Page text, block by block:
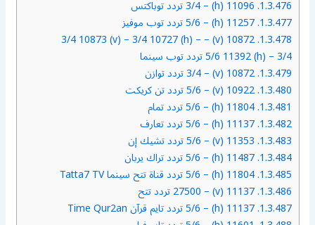
1.3.476.
1.3.477. 11257 (h) – 5/6 تردد توب موفيز
1.3.478.
10872 (v) – 3/4 10873 (v) – 3/4 10727 (h) –
5/6 11392 (h) – 3/4 تردد توب سينما
1.3.479. 10872 (v) – 3/4 تردد توازن
1.3.480. 10922 (v) – 5/6 تردد تن كريكت
1.3.481. 11804 (h) – 5/6 تردد تمام
1.3.482. 11137 (h) – 5/6 تردد تعارف
1.3.483.
1.3.484. 11487 (h) – 5/6 تردد تراك يربان
1.3.485. 11804 (h) – 5/6 تردد قناة تتح سينما Tatta7 TV
1.3.486. 11137 (v) – 27500 تردد تتح
1.3.487. 11137 (h) – 5/6 تردد تايم قرآن Time Qur2an